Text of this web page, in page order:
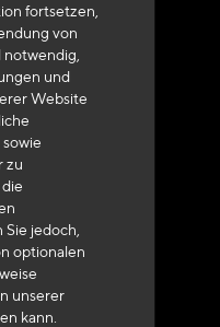
fortsetzen,
von
und
Website
zu
jedoch,
optionalen
unserer
kann.
Drücken 1
bis 72 Stunden in